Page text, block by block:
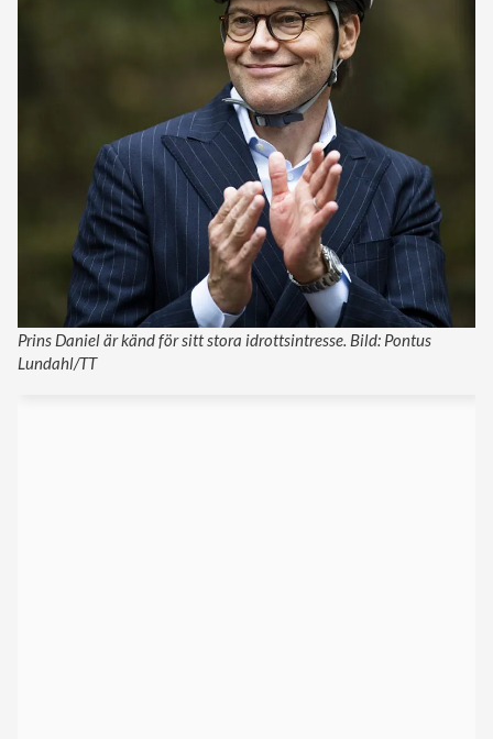
Prins Daniel är känd för sitt stora idrottsintresse. Bild: Pontus
Lundahl/TT